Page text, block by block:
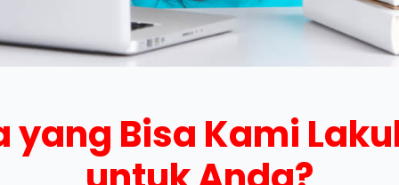
yang Bisa Kami